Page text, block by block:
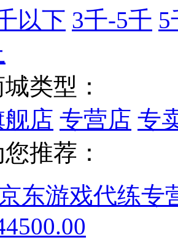
以下 3千-5千 5
类型：
舰店 专营店 专
推荐：
东游戏代练专